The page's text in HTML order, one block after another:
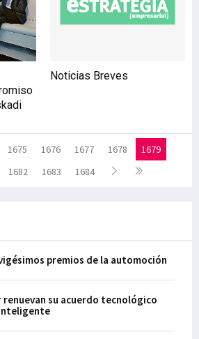
Noticias Breves
1675 1676 1677 1678
1679
1682 1683 1684
premios de la automoción
renuevan su acuerdo tecnológico